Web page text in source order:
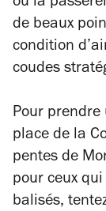
ou la
de beaux
condition
coudes
Pour
place de la
pentes de
pour ceux
balisés,